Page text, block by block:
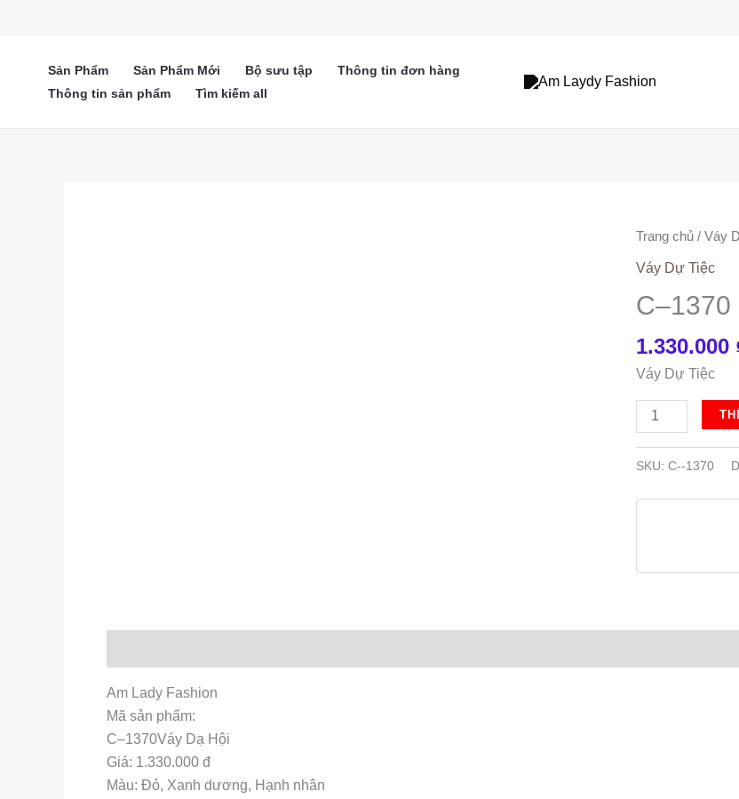
Sản Phẩm Sản Phẩm Mới Bộ sưu tập
Thông tin đơn hàng
Thông tin sản phẩm
Tìm kiếm all
Trang chủ /Váy
Váy Dự Tiệc
C–1370
1.330.000
Váy Dự Tiệc
-1370
SKU:C--1370
Am Lady Fashion
Mã sản phẩm:
C–1370Váy Dạ Hội
Giá: 1.330.000 đ
Màu: Đỏ, Xanh dương, Hạnh nhân